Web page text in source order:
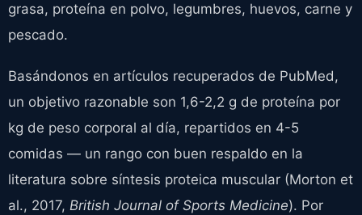
grasa, proteína en polvo, legumbres, huevos, carne y
pescado.
Basándonos en artículos recuperados de PubMed,
un objetivo razonable son 1,6-2,2 g de proteína por
kg de peso corporal al día, repartidos en 4-5
comidas — un rango con buen respaldo en la
literatura sobre síntesis proteica muscular (Morton et
al., 2017, British Journal of Sports Medicine). Por